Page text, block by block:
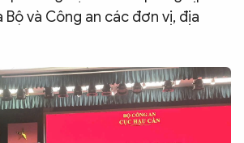
và Công an các đơn vị, địa